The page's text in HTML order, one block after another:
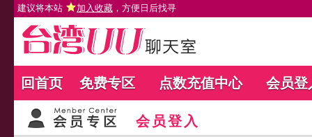
建议将本站 加入收藏 ，方便日后找寻
回首页 免费专区 点数充值中心 会员登
会员登入